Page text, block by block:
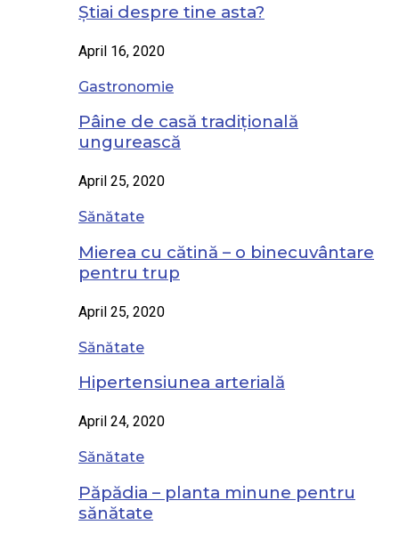
Știai despre tine asta?
April 16, 2020
Gastronomie
Pâine de casă tradițională
ungurească
April 25, 2020
Sănătate
Mierea cu cătină – o binecuvântare
pentru trup
April 25, 2020
Sănătate
Hipertensiunea arterială
April 24, 2020
Sănătate
Păpădia – planta minune pentru
sănătate